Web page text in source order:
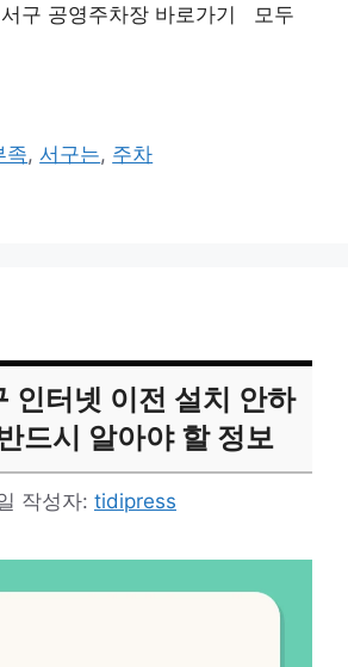
구 공영주차장 바로가기 모두
족, 서구는, 주차
인터넷 이전 설치 안하
드시 알아야 할 정보
작성자: tidipress